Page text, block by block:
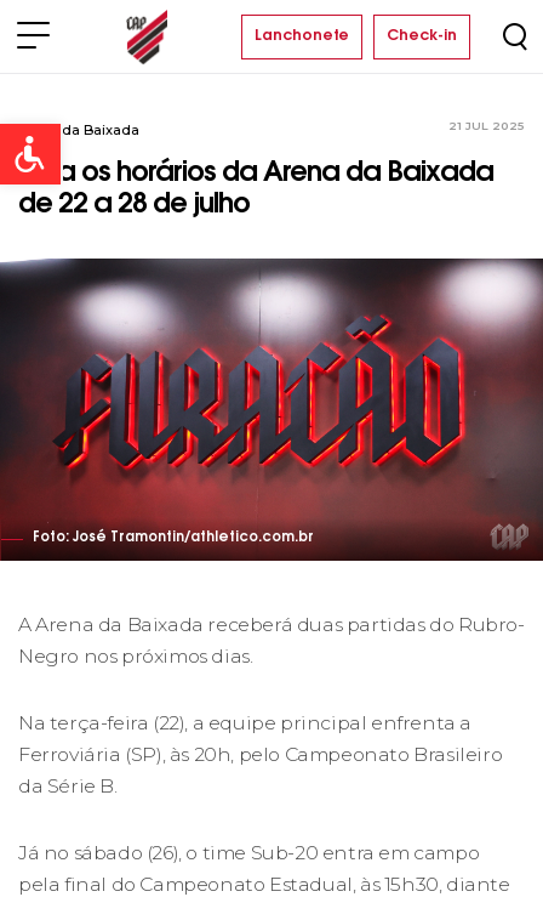
Open toolbar
Lanchonete Check-in
Arena da Baixada 21 JUL 2025
Veja os horários da Arena da Baixada
de 22 a 28 de julho
Foto: José Tramontin/athletico.com.br
A Arena da Baixada receberá duas partidas do Rubro-
Negro nos próximos dias.
Na terça-feira (22), a equipe principal enfrenta a
Ferroviária (SP), às 20h, pelo Campeonato Brasileiro
da Série B.
Já no sábado (26), o time Sub-20 entra em campo
pela final do Campeonato Estadual, às 15h30, diante